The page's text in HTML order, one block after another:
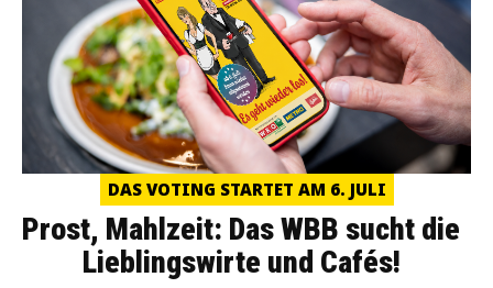
DAS VOTING STARTET AM 6. JULI
Prost, Mahlzeit: Das WBB sucht die
Lieblingswirte und Cafés!